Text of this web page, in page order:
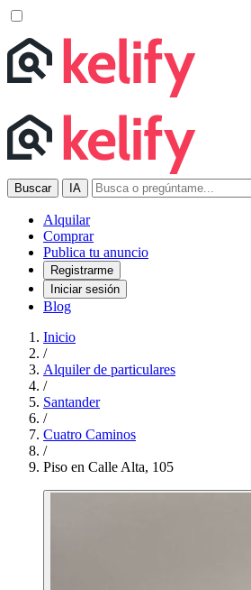
Buscar IA
Alquilar
Comprar
Publica tu anuncio
Registrarme
Iniciar sesión
Blog
Inicio
/
Alquiler de particulares
/
Santander
/
Cuatro Caminos
/
Piso en Calle Alta, 105